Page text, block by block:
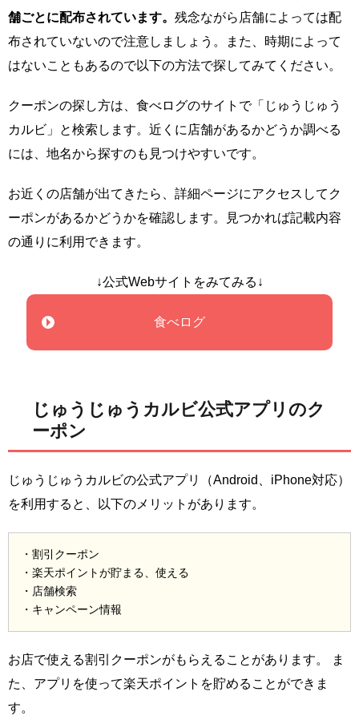
舗ごとに配布されています。 残念ながら店舗によっては配
布されていないので注意しましょう。また、時期によって
はないこともあるので以下の方法で探してみてください。
クーポンの探し方は、食べログのサイトで「じゅうじゅう
カルビ」と検索します。近くに店舗があるかどうか調べる
には、地名から探すのも見つけやすいです。
お近くの店舗が出てきたら、詳細ページにアクセスしてク
ーポンがあるかどうかを確認します。見つかれば記載内容
の通りに利用できます。
↓公式Webサイトをみてみる↓
食べログ
じゅうじゅうカルビ公式アプリのク
ーポン
じゅうじゅうカルビの公式アプリ（Android、iPhone対応）
を利用すると、以下のメリットがあります。
・割引クーポン
・楽天ポイントが貯まる、使える
・店舗検索
・キャンペーン情報
お店で使える割引クーポンがもらえることがあります。 ま
た、アプリを使って楽天ポイントを貯めることができま
す。